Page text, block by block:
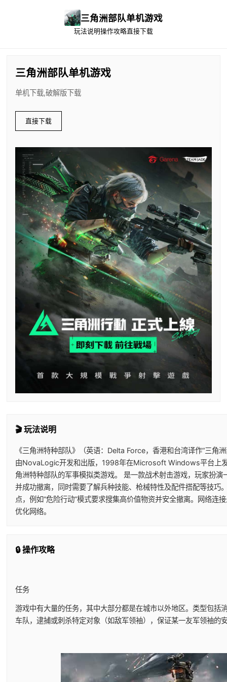
三角洲部队单机游戏
玩法说明操作攻略直接下载
三角洲部队单机游戏
单机下载,破解版下载
直接下载
🎬 玩法说明
《三角洲特种部队》（英语：Delta Force，香港和台湾译作“三角
由NovaLogic开发和出版，1998年在Microsoft Windows平台上
角洲特种部队的军事模拟类游戏。 是一款战术射击游戏，玩家扮
并成功撤离，同时需要了解兵种技能、枪械特性及配件搭配等技巧
点，例如“危险行动”模式要求搜集高价值物资并安全撤离。网络连
优化网络。
🔒 操作攻略
任务
游戏中有大量的任务，其中大部分都是在城市以外地区。类型包括
车队，逮捕或刺杀特定对象（如敌军领袖），保证某一友军领袖的